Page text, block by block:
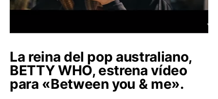
La reina del pop australiano,
BETTY WHO, estrena vídeo
para «Between you & me».